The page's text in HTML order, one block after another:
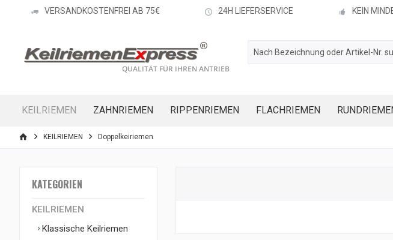
VERSANDKOSTENFREI AB 75€ 24H LIEFERSERVICE KEIN
KEILRIEMEN ZAHNRIEMEN RIPPENRIEMEN FLACHRIEMEN
KEILRIEMEN Doppelkeiriemen
KATEGORIEN
KEILRIEMEN
Klassische Keilriemen